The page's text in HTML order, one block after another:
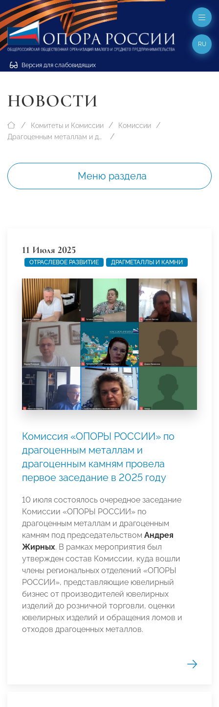
Версия для слабовидящих
RU
НОВОСТИ
Комитеты и Комиссии
Комиссии
Драгоценным металлам и драгоценным камням
Меню раздела
11 Июля 2025
ОТРАСЛЕВОЕ РАЗВИТИЕ ДРАГМЕТАЛЛЫ И КАМНИ
Комиссия «ОПОРЫ РОССИИ» по
драгоценным металлам и
драгоценным камням провела
первое заседание в 2025 году
10 июля состоялось очередное заседание
Комиссии «ОПОРЫ РОССИИ» по
драгоценным металлам и драгоценным
камням под председательством Андрея
Жирных. В рамках мероприятия был
утвержден состав Комиссии, куда вошли
члены региональных отделений «ОПОРЫ
РОССИИ», представляющие ювелирный
бизнес от производителей ювелирных
изделий до розничной торговли, оценки
ювелирных изделий и обращения ломов и
отходов драгоценных металлов.